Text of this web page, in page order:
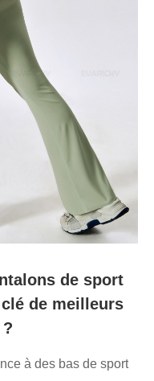
de sport
de meilleurs
à des bas de sport